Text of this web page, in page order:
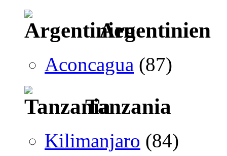
Argentinien
Aconcagua (87)
Tanzania
Kilimanjaro (84)